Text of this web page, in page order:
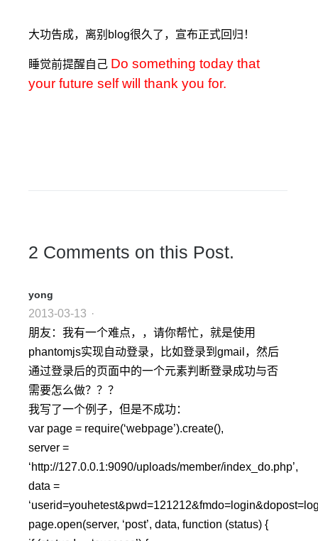
大功告成，离别blog很久了，宣布正式回归！
睡觉前提醒自己 Do something today that
your future self will thank you for.
2 Comments on this Post.
yong
2013-03-13 ·
朋友：我有一个难点，，请你帮忙，就是使用
phantomjs实现自动登录，比如登录到gmail，然后
通过登录后的页面中的一个元素判断登录成功与否
需要怎么做？？？
我写了一个例子，但是不成功：
var page = require(‘webpage’).create(),
server =
‘http://127.0.0.1:9090/uploads/member/index_do.php’,
data =
page.open(server, ‘post’, data, function (status) {